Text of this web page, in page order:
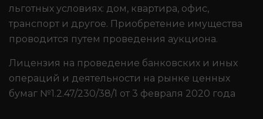
льготных условиях: дом, квартира, офис,
транспорт и другое. Приобретение имущества
проводится путем проведения аукциона.
Лицензия на проведение банковских и иных
операций и деятельности на рынке ценных
бумаг №1.2.47/230/38/1 от 3 февраля 2020 года